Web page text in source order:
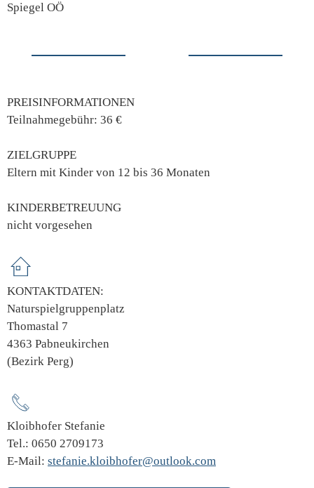
Spiegel OÖ
PREISINFORMATIONEN
Teilnahmegebühr: 36 €
ZIELGRUPPE
Eltern mit Kinder von 12 bis 36 Monaten
KINDERBETREUUNG
nicht vorgesehen
KONTAKTDATEN:
Naturspielgruppenplatz
Thomastal 7
4363 Pabneukirchen
(Bezirk Perg)
Kloibhofer Stefanie
Tel.: 0650 2709173
E-Mail: stefanie.kloibhofer@outlook.com